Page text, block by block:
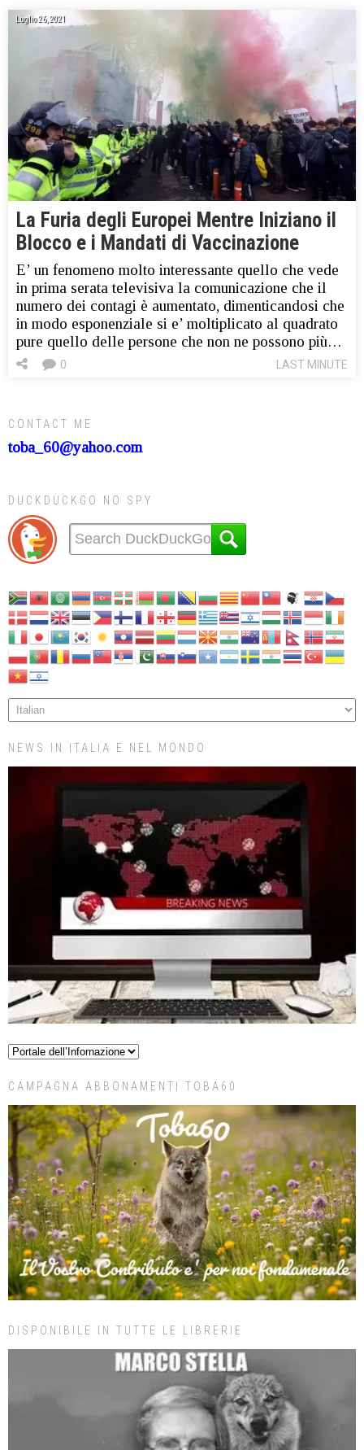
Luglio 26, 2021
La Furia degli Europei Mentre Iniziano il
Blocco e i Mandati di Vaccinazione
E’ un fenomeno molto interessante quello che vede
in prima serata televisiva la comunicazione che il
numero dei contagi è aumentato, dimenticandosi che
in modo esponenziale si e’ moltiplicato al quadrato
pure quello delle persone che non ne possono più…
LAST MINUTE
0
CONTACT ME
toba_60@yahoo.com
DUCKDUCKGO NO SPY
NEWS IN ITALIA E NEL MONDO
CAMPAGNA ABBONAMENTI TOBA60
DISPONIBILE IN TUTTE LE LIBRERIE